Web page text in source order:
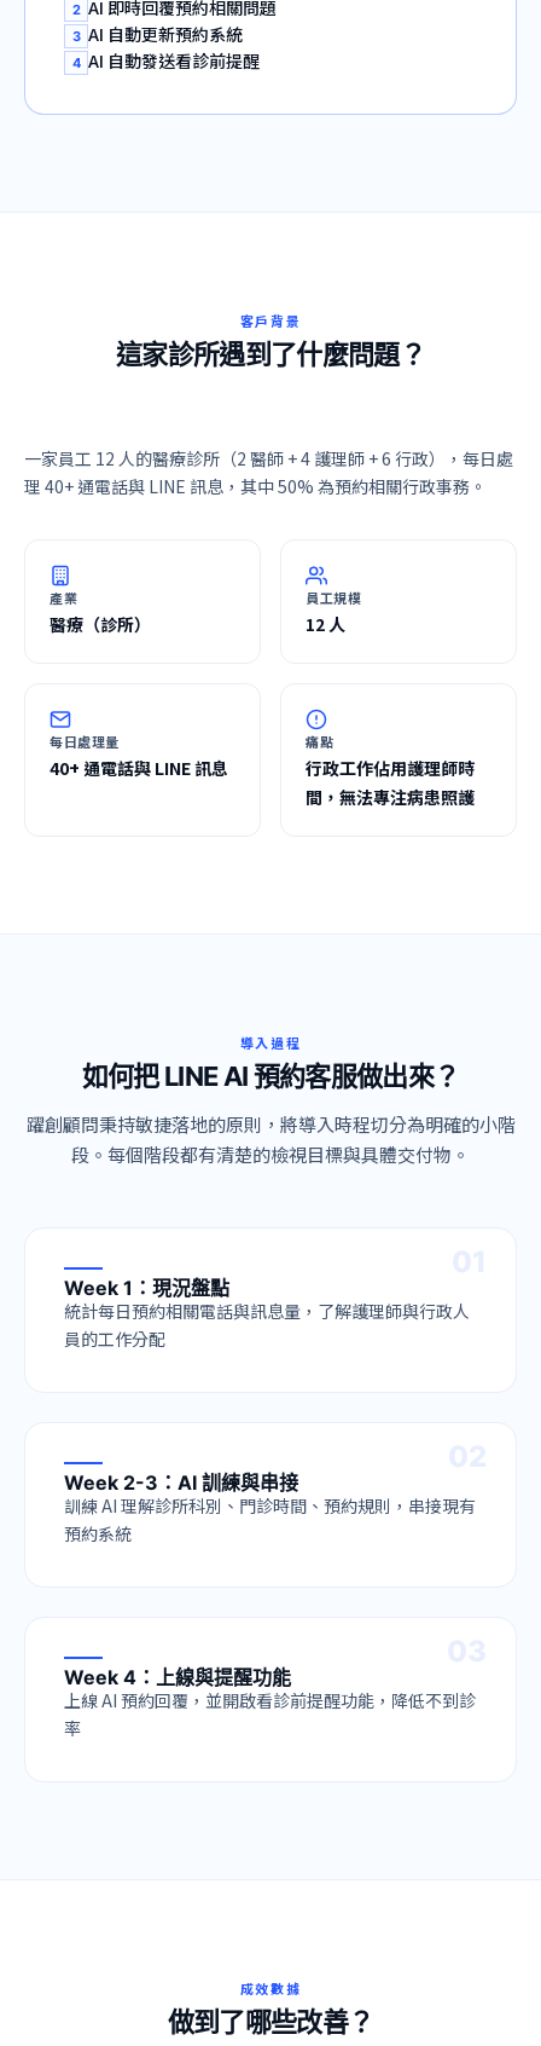
2 AI 即時回覆預約相關問題
3 AI 自動更新預約系統
4 AI 自動發送看診前提醒
客戶背景
這家診所遇到了什麼問題？
一家員工 12 人的醫療診所（2 醫師 + 4 護理師 + 6 行政），每日處
理 40+ 通電話與 LINE 訊息，其中 50% 為預約相關行政事務。
產業
醫療（診所）
員工規模
12 人
每日處理量
40+ 通電話與 LINE 訊息
痛點
行政工作佔用護理師時
間，無法專注病患照護
導入過程
如何把 LINE AI 預約客服做出來？
躍創顧問秉持敏捷落地的原則，將導入時程切分為明確的小階
段。每個階段都有清楚的檢視目標與具體交付物。
Week 1：現況盤點
統計每日預約相關電話與訊息量，了解護理師與行政人
員的工作分配
Week 2-3：AI 訓練與串接
訓練 AI 理解診所科別、門診時間、預約規則，串接現有
預約系統
Week 4：上線與提醒功能
上線 AI 預約回覆，並開啟看診前提醒功能，降低不到診
率
成效數據
做到了哪些改善？